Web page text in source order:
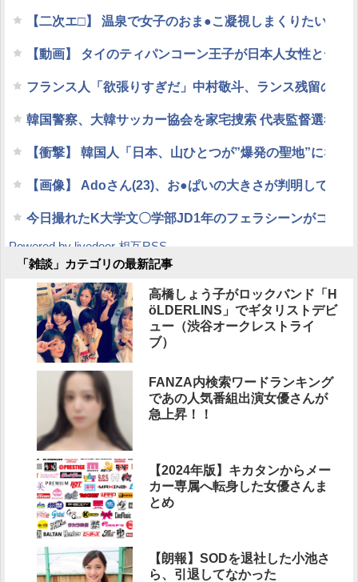
【二次エ□】 温泉で女子のおま●こ凝視しまくりたいエ□
【動画】 タイのティパンコーン王子が日本人女性とデー
フランス人「欲張りすぎだ」中村敬斗、ランス残留の可
韓国警察、大韓サッカー協会を家宅捜索 代表監督選考巡
【衝撃】 韓国人「日本、山ひとつが”爆発の聖地”になっ
【画像】 Adoさん(23)、お●ぱいの大きさが判明してしま
今日撮れたK大学文〇学部JD1年のフェラシーンがコチラ
Powered by livedoor 相互RSS
「雑談」カテゴリの最新記事
高橋しょう子がロックバンド「H
öLDERLINS」でギタリストデビ
ュー（渋谷オークレストライ
ブ）
FANZA内検索ワードランキング
であの人気番組出演女優さんが
急上昇！！
【2024年版】キカタンからメー
カー専属へ転身した女優さんま
とめ
【朗報】SODを退社した小池さ
ら、引退してなかった